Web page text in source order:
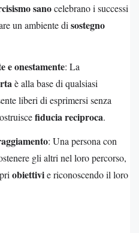
sanocelebrano i successi
un ambiente di sostegno
e onestamente: La
è alla base di qualsiasi
liberi di esprimersi senza
fiducia reciproca.
: Una persona con
gli altri nel loro percorso,
obiettivie riconoscendo il loro